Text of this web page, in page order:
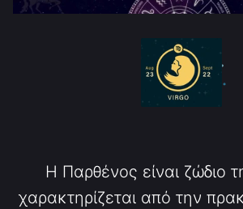
Η Παρθένος είναι ζώδιο
χαρακτηρίζεται από την